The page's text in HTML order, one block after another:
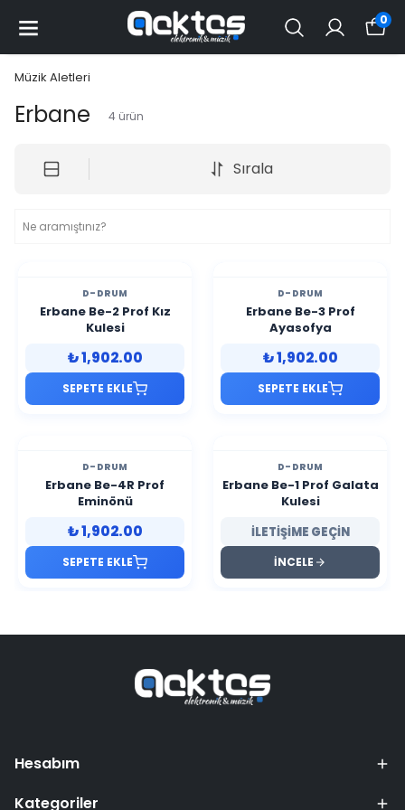
0
Müzik Aletleri
Erbane 4 ürün
Sırala
D-DRUM
Erbane Be-2 Prof Kız
Kulesi
₺ 1,902.00
SEPETE EKLE
D-DRUM
Erbane Be-3 Prof
Ayasofya
₺ 1,902.00
SEPETE EKLE
D-DRUM
Erbane Be-4R Prof
Eminönü
₺ 1,902.00
SEPETE EKLE
D-DRUM
Erbane Be-1 Prof Galata
Kulesi
İLETİŞİME GEÇİN
İNCELE
Hesabım
Kategoriler